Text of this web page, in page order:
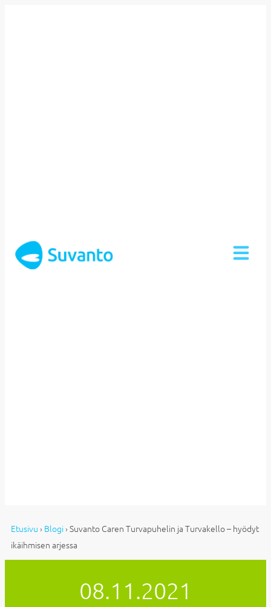
Etusivu › Blogi › Suvanto Caren Turvapuhelin ja Turvakello – hyödyt
ikäihmisen arjessa
08.11.2021